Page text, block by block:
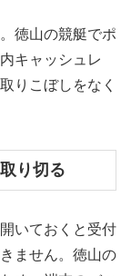
徳山の競艇でポ
キャッシュレ
りこぼしをなく
り切る
いておくと受付
ません。徳山の